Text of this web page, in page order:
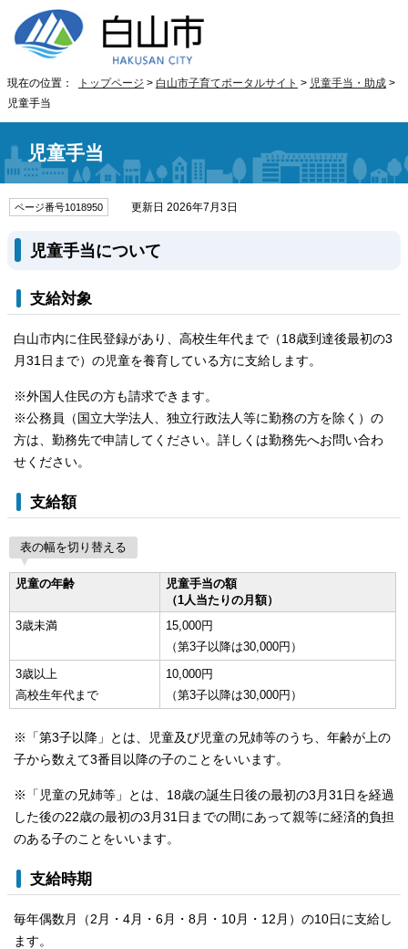
現在の位置： トップページ > 白山市子育てポータルサイト > 児童手当・助成 >
児童手当
児童手当
ページ番号1018950 更新日 2026年7月3日
児童手当について
支給対象
白山市内に住民登録があり、高校生年代まで（18歳到達後最初の3
月31日まで）の児童を養育している方に支給します。
※外国人住民の方も請求できます。
※公務員（国立大学法人、独立行政法人等に勤務の方を除く）の
方は、勤務先で申請してください。詳しくは勤務先へお問い合わ
せください。
支給額
表の幅を切り替える
児童の年齢
児童手当の額
（1人当たりの月額）
3歳未満
15,000円
（第3子以降は30,000円）
3歳以上
高校生年代まで
10,000円
（第3子以降は30,000円）
※「第3子以降」とは、児童及び児童の兄姉等のうち、年齢が上の
子から数えて3番目以降の子のことをいいます。
※「児童の兄姉等」とは、18歳の誕生日後の最初の3月31日を経過
した後の22歳の最初の3月31日までの間にあって親等に経済的負担
のある子のことをいいます。
支給時期
毎年偶数月（2月・4月・6月・8月・10月・12月）の10日に支給し
ます。